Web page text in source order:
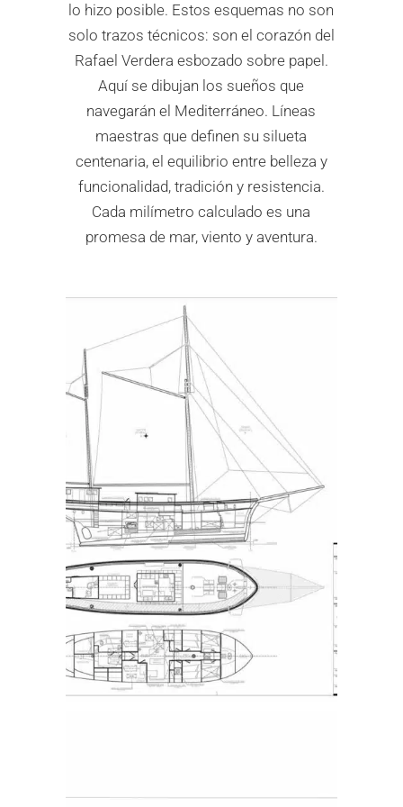
lo hizo posible. Estos esquemas no son
solo trazos técnicos: son el corazón del
Rafael Verdera esbozado sobre papel.
Aquí se dibujan los sueños que
navegarán el Mediterráneo. Líneas
maestras que definen su silueta
centenaria, el equilibrio entre belleza y
funcionalidad, tradición y resistencia.
Cada milímetro calculado es una
promesa de mar, viento y aventura.